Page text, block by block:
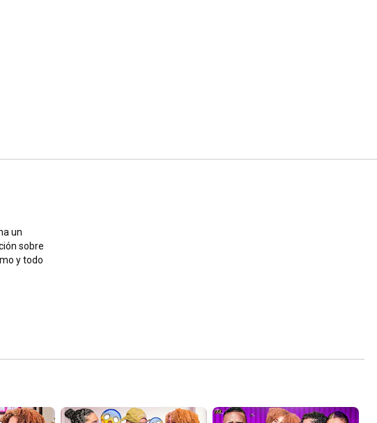
un
sobre
y todo